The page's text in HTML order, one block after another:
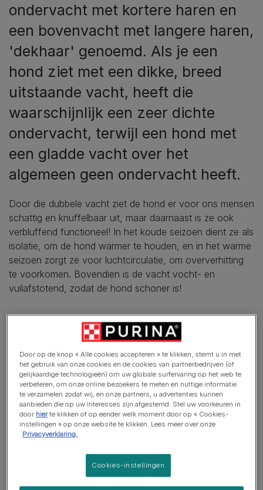
ondervacht met kortere haren en
een bovenvacht met langere haren,
'dekhaar' genoemd. Als je een
hond ziet met een dikke, breed
uitstaande vacht, heeft die
waarschijnlijk een zeer dichte
ondervacht, terwijl een hond met
een gladde vacht over het
algemeen geen ondervacht heeft.
Door die dubbele vacht ziet de hond er voor ons mensen
schattig en knuffelbaar uit, maar daarnaast is ze ook
verbluffend functioneel! In het koude seizoen dient ze als
isolatie, om de hond warmer te houden, en in het warme
seizoen zorgt ze voor luchtcirculatie, om oververhitting
te voorkomen. Bovendien is de vacht vocht- en
vuilafstotend, zodat de hond schoner is!
Dubbele vacht verzorgen
Hondenrassen met een dubbele vacht
1. Akita inu
2. Siberische husky
3. Alaskan malamute
4. Chowchow
Door op de knop « Alle cookies accepteren » te klikken, stemt u in met
het gebruik van onze cookies en de cookies van partnerbedrijven (of
gelijkaardige technologieën) om uw globale surfervaring op het web te
verbeteren, om onze online bezoekers te meten en nuttige informatie
te verzamelen zodat wij, en onze partners, u advertenties kunnen
aanbieden die op uw interesses zijn afgestemd. Stel uw voorkeuren in
door hierte klikken of op eender welk moment door op « Cookies-
instellingen » op onze website te klikken. Lees meer over onze
Privacyverklaring.
Cookies-instellingen